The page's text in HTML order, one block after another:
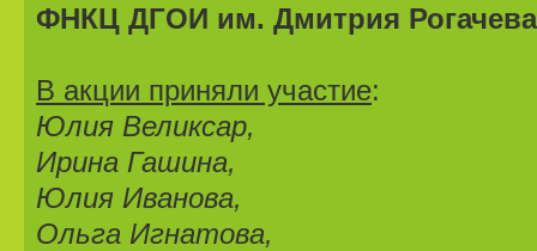
ФНКЦ ДГОИ им. Дмитрия Рогачева
В акции приняли участие:
Юлия Великсар,
Ирина Гашина,
Юлия Иванова,
Ольга Игнатова,